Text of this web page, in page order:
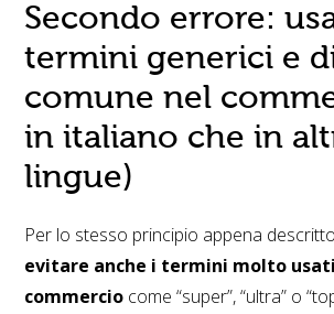
Secondo errore:
termini generici e
comune nel
in italiano che in
lingue)
Per lo stesso principio appena
evitare anche i termini molto
commercio come “super”, “ultra” o